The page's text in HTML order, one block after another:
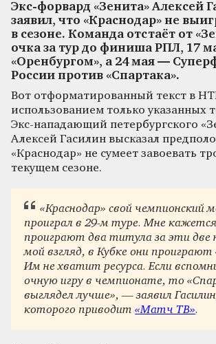
Экс-форвард «Зенита» Алексей
заявил, что «Краснодар» не
в сезоне. Команда отстаёт от
очка за тур до финиша РПЛ, 17
«Оренбургом», а 24 мая —
России против «Спартака».
Вот отформатированный текст в
использованием только указанных
Экс-нападающий петербургского
Алексей Гасилин высказал
«Краснодар» не сумеет завоевать
текущем сезоне.
«Краснодар» свой чемпионский
проиграл в 29‑м туре. Мне
проиграют два титула за эти две
мой взгляд, в Кубке они
Им не хватит ресурса. Если
очную игру в чемпионате, то
выглядел лучше», — заявил
которого приводит«Матч ТВ».